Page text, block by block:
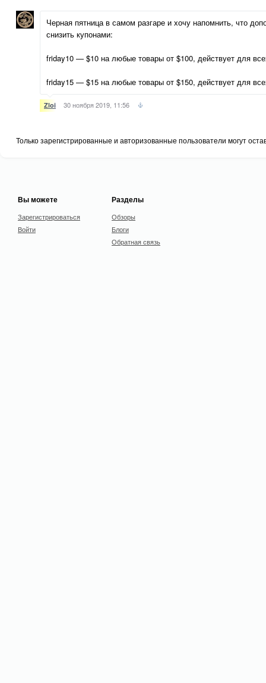
Черная пятница в самом разгаре и хочу напомнить, что
снизить купонами:
friday10 — $10 на любые товары от $100, действует для
friday15 — $15 на любые товары от $150, действует для
Zloi 30 ноября 2019, 11:56
Только зарегистрированные и авторизованные пользователи могут
Вы можете
Зарегистрироваться
Войти
Разделы
Обзоры
Блоги
Обратная связь